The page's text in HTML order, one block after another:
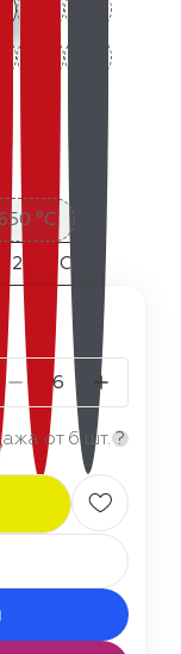
650 °C
1200 °C
от 6 шт.?